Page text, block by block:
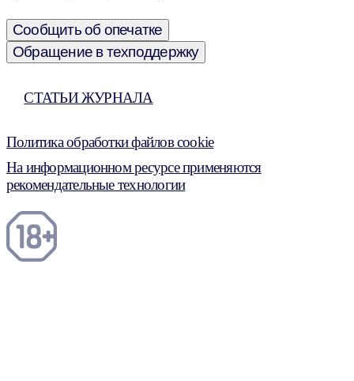
Сообщить об опечатке
Обращение в техподдержку
СТАТЬИ ЖУРНАЛА
Политика обработки файлов cookie
На информационном ресурсе применяются
рекомендательные технологии